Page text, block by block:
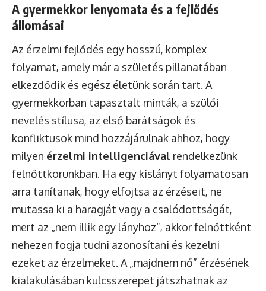
A gyermekkor lenyomata és a fejlődés
állomásai
Az érzelmi fejlődés egy hosszú, komplex
folyamat, amely már a születés pillanatában
elkezdődik és egész életünk során tart. A
gyermekkorban tapasztalt minták, a szülői
nevelés stílusa, az első barátságok és
konfliktusok mind hozzájárulnak ahhoz, hogy
milyen érzelmi intelligenciával rendelkezünk
felnőttkorunkban. Ha egy kislányt folyamatosan
arra tanítanak, hogy elfojtsa az érzéseit, ne
mutassa ki a haragját vagy a csalódottságát,
mert az „nem illik egy lányhoz”, akkor felnőttként
nehezen fogja tudni azonosítani és kezelni
ezeket az érzelmeket. A „majdnem nő” érzésének
kialakulásában kulcsszerepet játszhatnak az